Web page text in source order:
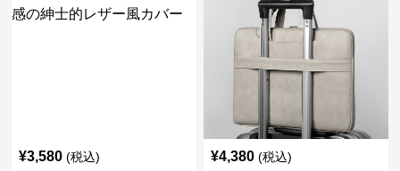
¥3,580 (税込) ¥4,380 (税込)